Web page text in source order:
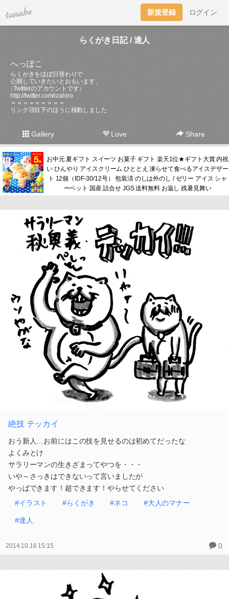
tuna.be 新規登録 ログイン
らくがき日記 / 達人
へっぽこ
らくがきをほぼ日替わりで
公開していきたいとおもいます。
↓Twitterのアカウントです↓
http://twitter.com/izahiro
＝＝＝＝＝＝＝＝＝
リンク項目下のほうに移動しました
Gallery Love Share
お中元 夏ギフト スイーツ お菓子 ギフト 楽天1位★ギフト大賞 内祝
い ひんやり アイスクリーム ひととえ 凍らせて食べるアイスデザー
ト 12個（IDF-30/12号） 包装済 のしは外のし / ゼリー アイス シャ
ーベット 国産 詰合せ JGS 送料無料 お返し 残暑見舞い
絶技 テッカイ
おう新人…お前にはこの技を見せるのは初めてだったな
よくみとけ
サラリーマンの生きざまってやつを・・・
いや～さっきはできないって言いましたが
やっぱできます！超できます！やらせてください
#イラスト
#らくがき #ネコ #大人のマナー
#達人
2014.10.16 15:15 0